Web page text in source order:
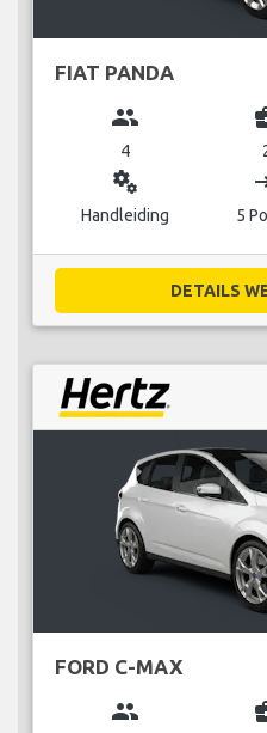
FIAT PANDA
group
4
miscellaneous_services
Handleiding 5
DETAILS
FORD C-MAX
group